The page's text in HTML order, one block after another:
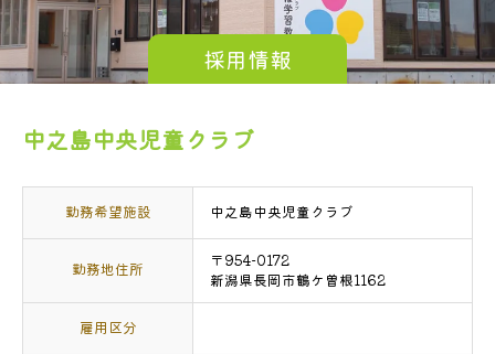
採用情報
中之島中央児童クラブ
勤務希望施設 中之島中央児童クラブ
勤務地住所
〒954-0172
新潟県長岡市鶴ケ曽根1162
雇用区分